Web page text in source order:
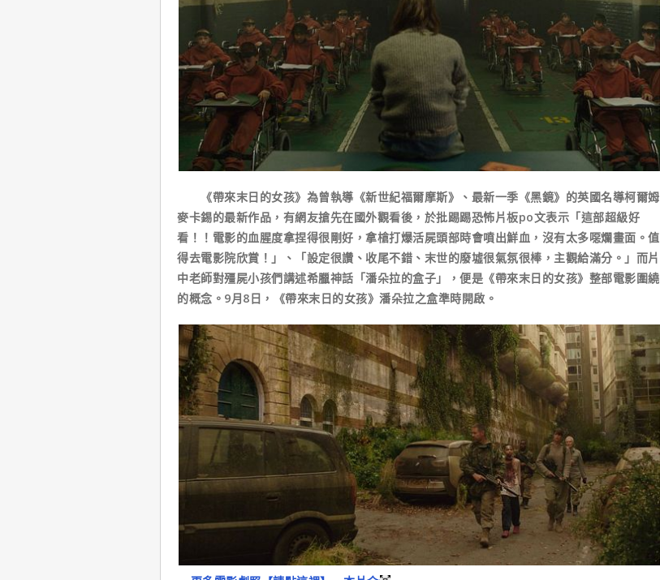
《帶來末日的女孩》為曾執導《新世紀福爾摩斯》、最新一季《黑鏡》的英國名導柯爾姆
麥卡錫的最新作品，有網友搶先在國外觀看後，於批踢踢恐怖片板po文表示「這部超級好
看！！電影的血腥度拿捏得很剛好，拿槍打爆活屍頭部時會噴出鮮血，沒有太多噁爛畫面。值
得去電影院欣賞！」、「設定很讚、收尾不錯、末世的廢墟很氣氛很棒，主觀給滿分。」而片
中老師對殭屍小孩們講述希臘神話「潘朵拉的盒子」，便是《帶來末日的女孩》整部電影圍繞
的概念。9月8日，《帶來末日的女孩》潘朵拉之盒準時開啟。